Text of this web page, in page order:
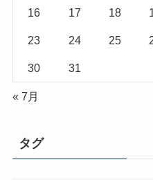
16 17 18
23 24 25
30 31
« 7月
タグ